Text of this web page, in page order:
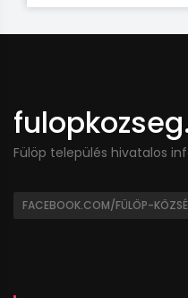
Fülöp település hivatalos
FACEBOOK.COM/FÜLÖP-